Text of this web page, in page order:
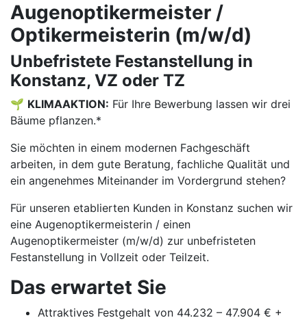
Augenoptikermeister /
Optikermeisterin (m/w/d)
Unbefristete Festanstellung in
Konstanz, VZ oder TZ
🌱 KLIMAAKTION: Für Ihre Bewerbung lassen wir drei
Bäume pflanzen.*
Sie möchten in einem modernen Fachgeschäft
arbeiten, in dem gute Beratung, fachliche Qualität und
ein angenehmes Miteinander im Vordergrund stehen?
Für unseren etablierten Kunden in Konstanz suchen wir
eine Augenoptikermeisterin / einen
Augenoptikermeister (m/w/d) zur unbefristeten
Festanstellung in Vollzeit oder Teilzeit.
Das erwartet Sie
Attraktives Festgehalt von 44.232 – 47.904 € +